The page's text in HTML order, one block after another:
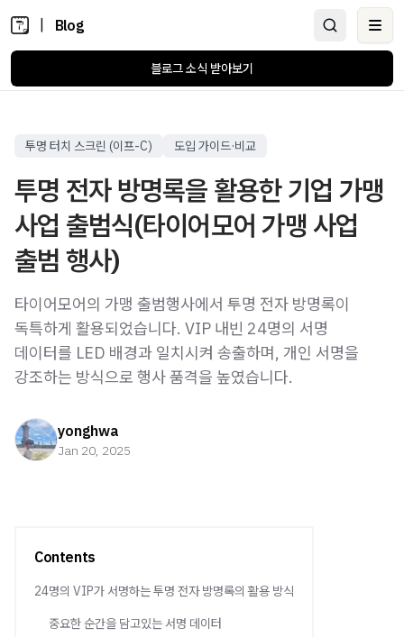
Blog
블로그 소식 받아보기
투명 터치 스크린 (이프-C) 도입 가이드·비교
투명 전자 방명록을 활용한 기업 가맹
사업 출범식(타이어모어 가맹 사업
출범 행사)
타이어모어의 가맹 출범행사에서 투명 전자 방명록이
독특하게 활용되었습니다. VIP 내빈 24명의 서명
데이터를 LED 배경과 일치시켜 송출하며, 개인 서명을
강조하는 방식으로 행사 품격을 높였습니다.
yonghwa
Jan 20, 2025
Contents
24명의 VIP가 서명하는 투명 전자 방명록의 활용 방식
중요한 순간을 담고있는 서명 데이터